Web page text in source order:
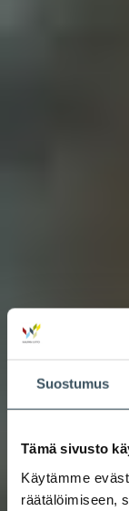
Suostumus
Tämä sivusto
Käytämme
räätälöimiseen,